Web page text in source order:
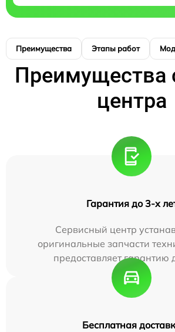
Преимущества Этапы работ
Преимущества
центра
Гарантия до 3-х
Сервисный центр
оригинальные запчасти
предоставляет гарантию
Бесплатная